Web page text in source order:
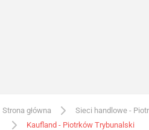
Strona główna Sieci handlowe -
Kaufland - Piotrków Trybunalski